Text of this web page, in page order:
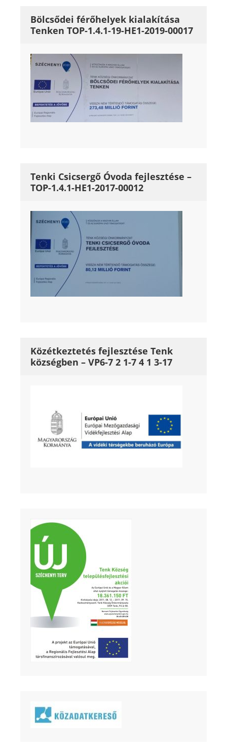
Bölcsődei férőhelyek kialakítása
Tenken TOP-1.4.1-19-HE1-2019-00017
Tenki Csicsergő Óvoda fejlesztése –
TOP-1.4.1-HE1-2017-00012
Közétkeztetés fejlesztése Tenk
községben – VP6-7 2 1-7 4 1 3-17